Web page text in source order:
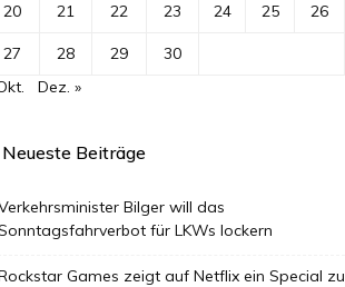
20 21 22 23 24 25 26
27 28 29
30
Dez. »
Neueste Beiträge
Bilger will das
für LKWs lockern
Games zeigt auf Netflix ein Special zu